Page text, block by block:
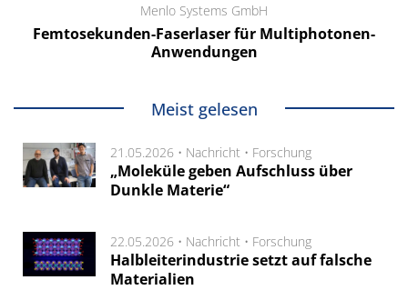
Menlo Systems GmbH
Femtosekunden-Faserlaser für Multiphotonen-
Anwendungen
Meist gelesen
21.05.2026 • Nachricht • Forschung
„Moleküle geben Aufschluss über
Dunkle Materie“
22.05.2026 • Nachricht • Forschung
Halbleiterindustrie setzt auf falsche
Materialien